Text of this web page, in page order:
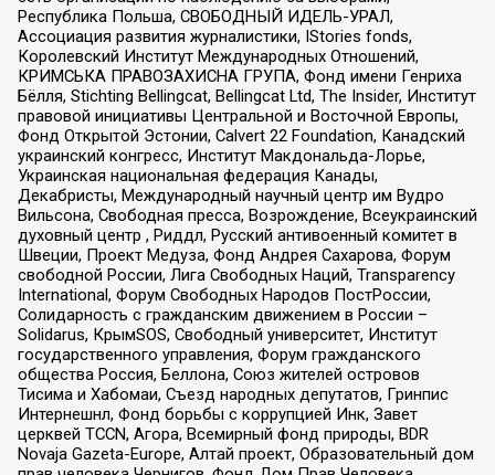
Республика Польша, СВОБОДНЫЙ ИДЕЛЬ-УРАЛ,
Ассоциация развития журналистики, IStories fonds,
Королевский Институт Международных Отношений,
КРИМСЬКА ПРАВОЗАХИСНА ГРУПА, Фонд имени Генриха
Бёлля, Stichting Bellingcat, Bellingcat Ltd, The Insider, Институт
правовой инициативы Центральной и Восточной Европы,
Фонд Открытой Эстонии, Calvert 22 Foundation, Канадский
украинский конгресс, Институт Макдональда-Лорье,
Украинская национальная федерация Канады,
Декабристы, Международный научный центр им Вудро
Вильсона, Свободная пресса, Возрождение, Всеукраинский
духовный центр , Риддл, Русский антивоенный комитет в
Швеции, Проект Медуза, Фонд Андрея Сахарова, Форум
свободной России, Лига Свободных Наций, Transparеncy
International, Форум Свободных Народов ПостРоссии,
Солидарность с гражданским движением в России –
Solidarus, КрымSOS, Свободный университет, Институт
государственного управления, Форум гражданского
общества Россия, Беллона, Союз жителей островов
Тисима и Хабомаи, Съезд народных депутатов, Гринпис
Интернешнл, Фонд борьбы с коррупцией Инк, Завет
церквей TCCN, Агора, Всемирный фонд природы, BDR
Novaja Gazeta-Europe, Алтай проект, Образовательный дом